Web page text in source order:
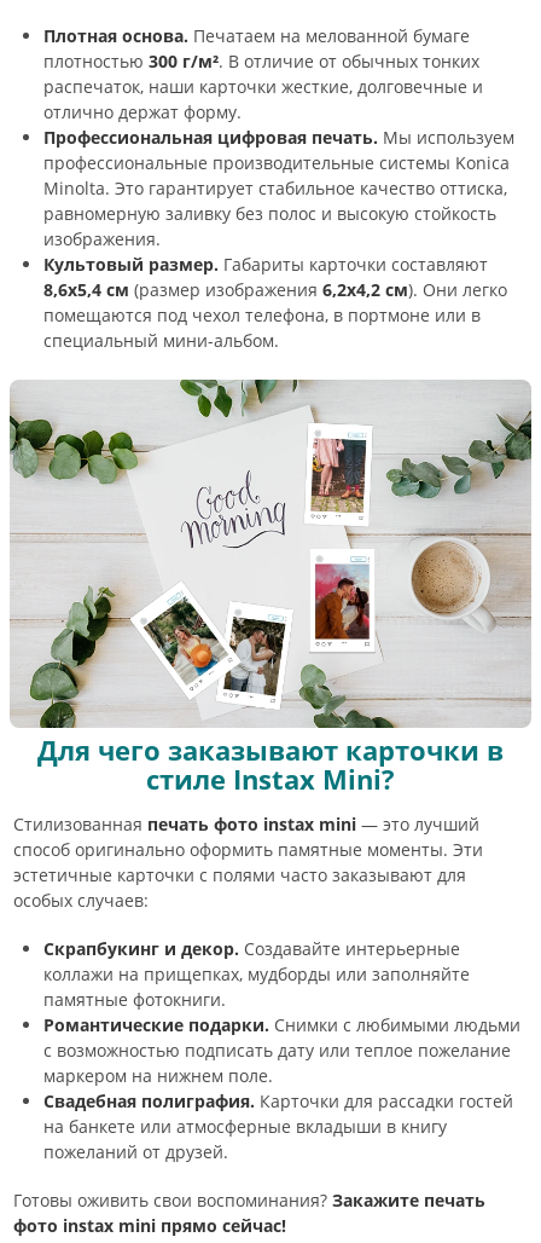
Плотная основа. Печатаем на мелованной бумаге
плотностью 300 г/м². В отличие от обычных тонких
распечаток, наши карточки жесткие, долговечные и
отлично держат форму.
Профессиональная цифровая печать. Мы используем
профессиональные производительные системы Konica
Minolta. Это гарантирует стабильное качество оттиска,
равномерную заливку без полос и высокую стойкость
изображения.
Культовый размер. Габариты карточки составляют
8,6х5,4 см (размер изображения 6,2х4,2 см). Они легко
помещаются под чехол телефона, в портмоне или в
специальный мини-альбом.
Для чего заказывают карточки в
стиле Instax Mini?
Стилизованная печать фото instax mini — это лучший
способ оригинально оформить памятные моменты. Эти
эстетичные карточки с полями часто заказывают для
особых случаев:
Скрапбукинг и декор. Создавайте интерьерные
коллажи на прищепках, мудборды или заполняйте
памятные фотокниги.
Романтические подарки. Снимки с любимыми людьми
с возможностью подписать дату или теплое пожелание
маркером на нижнем поле.
Свадебная полиграфия. Карточки для рассадки гостей
на банкете или атмосферные вкладыши в книгу
пожеланий от друзей.
Готовы оживить свои воспоминания? Закажите печать
фото instax mini прямо сейчас!